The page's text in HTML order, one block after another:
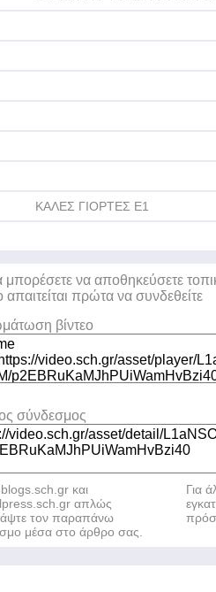
ΚΑΛΕΣ ΓΙΟΡΤΕΣ Ε1
μπορέσετε να αποθηκεύσετε
απαιτείται πρώτα να συνδεθείτε
βίντεο
σύνδεσμος
blogs.sch.gr και
απλώς
τον παραπάνω
μέσα στο άρθρο σας.
Για